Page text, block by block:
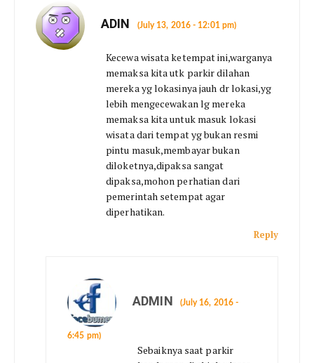
ADIN (July 13, 2016 - 12:01 pm)
Kecewa wisata ketempat ini,warganya
memaksa kita utk parkir dilahan
mereka yg lokasinya jauh dr lokasi,yg
lebih mengecewakan lg mereka
memaksa kita untuk masuk lokasi
wisata dari tempat yg bukan resmi
pintu masuk,membayar bukan
diloketnya,dipaksa sangat
dipaksa,mohon perhatian dari
pemerintah setempat agar
diperhatikan.
Reply
ADMIN (July 16, 2016 -
6:45 pm)
Sebaiknya saat parkir